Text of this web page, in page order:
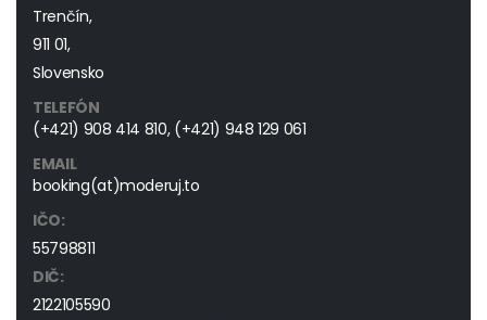
Trenčín,
911 01,
Slovensko
TELEFÓN
(+421) 908 414 810, (+421) 948 129 061
EMAIL
booking(at)moderuj.to
IČO:
55798811
DIČ:
2122105590